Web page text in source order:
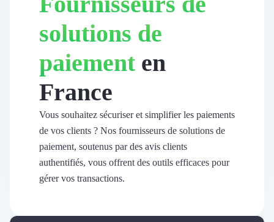
Vidéo de témoignage
Vitrine & média
Suivi du ROI
Voir tous nos avis clients
Découvrir le média
Demander une démo
solutions de
paiement en
France
Vous souhaitez sécuriser et simplifier les paiements
de vos clients ? Nos fournisseurs de solutions de
paiement, soutenus par des avis clients
authentifiés, vous offrent des outils efficaces pour
gérer vos transactions.